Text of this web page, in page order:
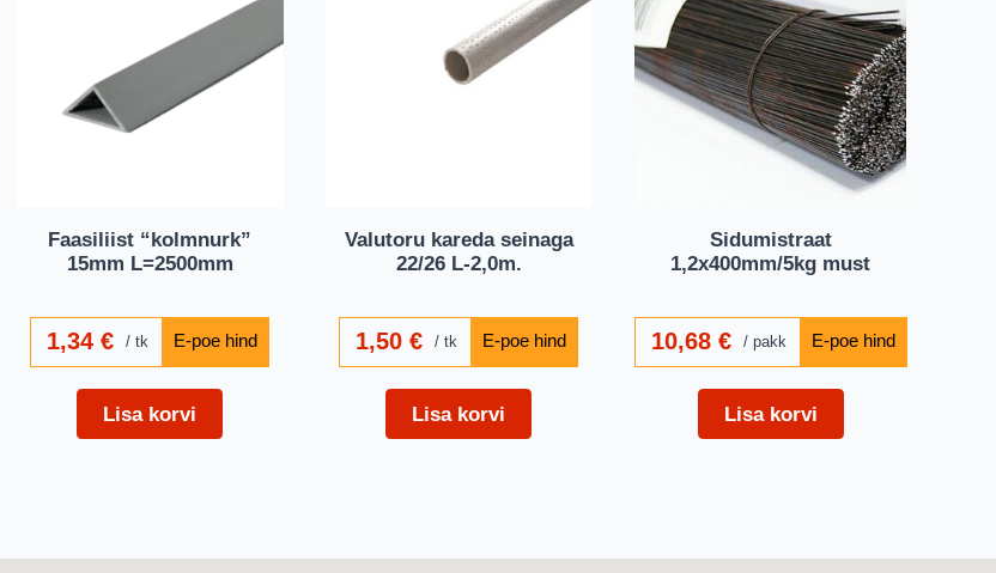
Faasiliist “kolmnurk”
15mm L=2500mm
1,34€ tk
Lisa korvi
Valutoru kareda seinaga
22/26 L-2,0m.
1,50€ tk
Lisa korvi
Sidumistraat
1,2x400mm/5kg must
10,68€ pakk
Lisa korvi